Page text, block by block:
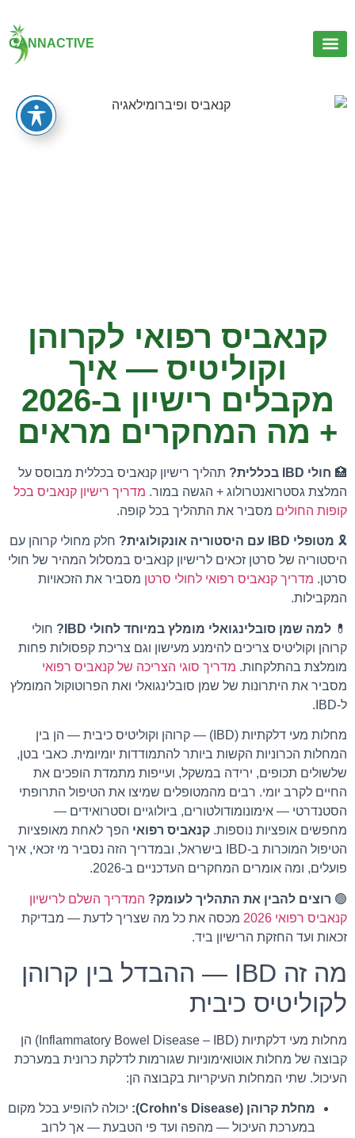
CANNACTIVE
קנאביס רפואי לקרוהן
וקוליטיס — איך
מקבלים רישיון ב-2026
+ מה המחקרים מראים
🏥 חולי IBD בכללית?
תהליך רישיון קנאביס בכללית מבוסס על
המלצת גסטרואנטרולוג + הגשה במור. מדריך רישיון קנאביס בכל
קופות החולים מסביר את התהליך בכל קופה.
🎗️ מטופלי IBD עם היסטוריה אונקולוגית?
חלק מחולי קרוהן עם
היסטוריה של סרטן זכאים לרישיון קנאביס במסלול המהיר של חולי
סרטן. מדריך קנאביס רפואי לחולי סרטן מסביר את הזכאויות
המקבילות.
💊 למה שמן סובלינגואלי מומלץ במיוחד לחולי IBD?
חולי
קרוהן וקוליטיס צריכים להימנע מעישון וגם צריכת קפסולות פחות
מומלצת בהתלקחות. מדריך סוגי הצריכה של קנאביס רפואי
מסביר את היתרונות של שמן סובלינגואלי ואת הפרוטוקול המומלץ
ל-IBD.
מחלות מעי דלקתיות (IBD) — קרוהן וקוליטיס כיבית — הן בין
המחלות הכרוניות הקשות ביותר להתמודדות יומיומית. כאבי בטן,
שלשולים תכופים, ירידה במשקל, ועייפות מתמדת הופכים את
החיים לקרב יומי. רבים מהמטופלים שמיצו את הטיפול התרופתי
הסטנדרטי — אימונומודולטורים, ביולוגיים וסטרואידים —
מחפשים אופציות נוספות. קנאביס רפואי הפך לאחת מאופציות
הטיפול המוכרות ב-IBD בישראל, ובמדריך הזה נסביר מי זכאי, איך
פועלים, ומה אומרים המחקרים העדכניים ב-2026.
🟢 רוצים להבין את התהליך לעומק? המדריך השלם לרישיון
קנאביס רפואי 2026
מכסה את כל מה שצריך לדעת — מבדיקת
זכאות ועד החזקת הרישיון ביד.
מה זה IBD — ההבדל בין קרוהן
לקוליטיס כיבית
מחלות מעי דלקתיות (Inflammatory Bowel Disease – IBD) הן
קבוצה של מחלות אוטואימוניות שגורמות לדלקת כרונית במערכת
העיכול. שתי המחלות העיקריות בקבוצה הן:
מחלת קרוהן (Crohn's Disease):
יכולה להופיע בכל מקום
במערכת העיכול — מהפה ועד פי הטבעת — אך לרוב